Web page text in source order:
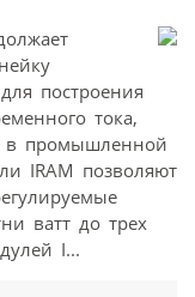
построения
тока,
в промышленной
IRAM позволяют
ватт до трех
I...